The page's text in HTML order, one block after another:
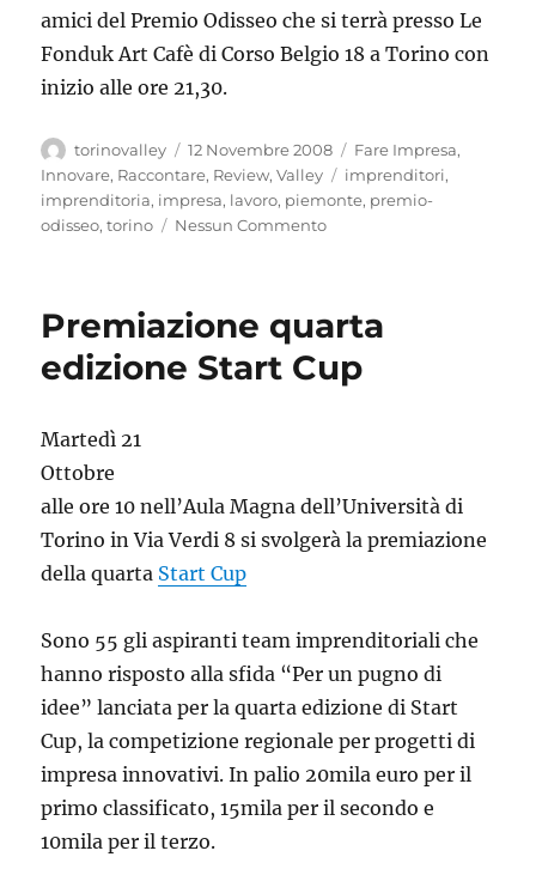
amici del Premio Odisseo che si terrà presso Le
Fonduk Art Cafè di Corso Belgio 18 a Torino con
inizio alle ore 21,30.
Autore
torinovalley
Pubblicato
il
12 Novembre 2008 Categorie
Fare Impresa,
Innovare, Raccontare, Review,Valley Tag
imprenditori,
imprenditoria, impresa, lavoro, piemonte, premio-
odisseo,torino Nessun Commento
Premiazione quarta
edizione Start Cup
Martedì 21
Ottobre
alle ore 10 nell’Aula Magna dell’Università di
Torino in Via Verdi 8 si svolgerà la premiazione
della quarta Start Cup
Sono 55 gli aspiranti team imprenditoriali che
hanno risposto alla sfida “Per un pugno di
idee” lanciata per la quarta edizione di Start
Cup, la competizione regionale per progetti di
impresa innovativi. In palio 20mila euro per il
primo classificato, 15mila per il secondo e
10mila per il terzo.